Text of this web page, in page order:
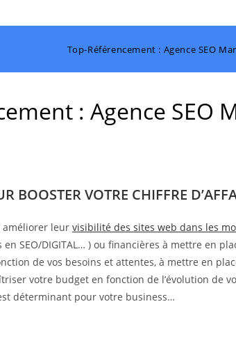
Top-Référencement : Agence SEO
: Agence SEO
BOOSTER VOTRE CHIFFRE
améliorer leur visibilité des sites web dans les
SEO/DIGITAL… ) ou financières à mettre en
de vos besoins et attentes, à mettre en
votre budget en fonction de l’évolution de
déterminant pour votre business…